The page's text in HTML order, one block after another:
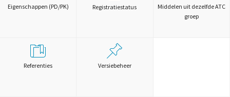
Eigenschappen (PD/PK) Registratiestatus
Middelen uit dezelfde ATC
groep
Referenties Versiebeheer